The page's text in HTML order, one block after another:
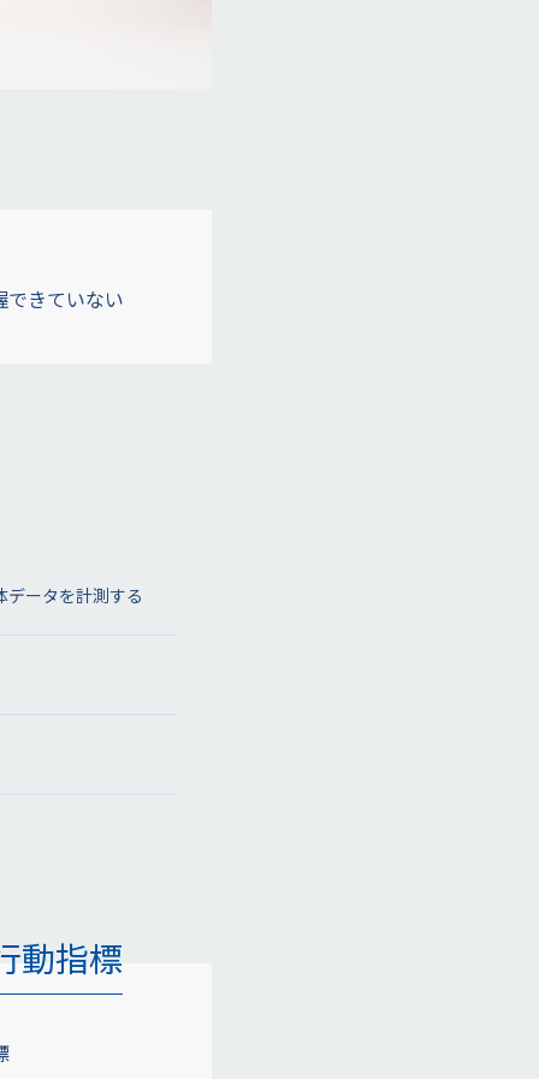
できていない
データを計測する
動指標